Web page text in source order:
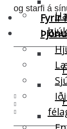
Fyrir
og starfi á